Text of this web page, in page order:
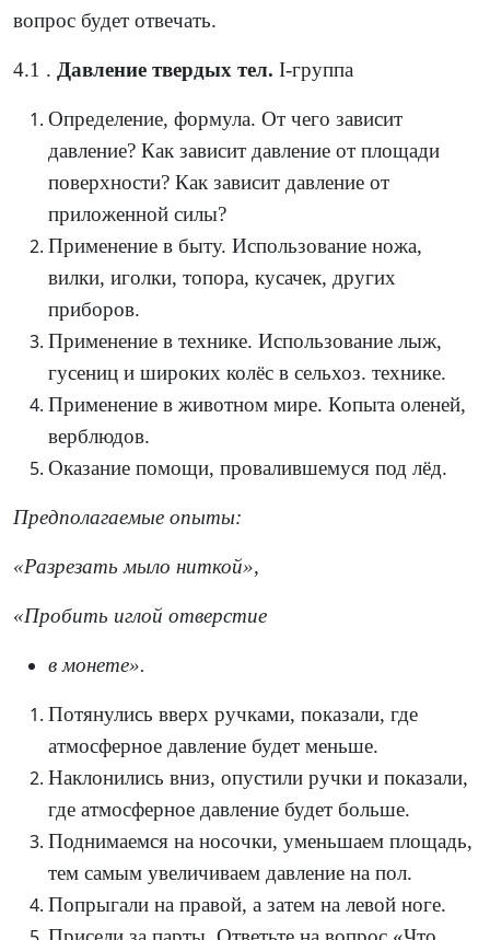
вопрос будет отвечать.
4.1 . Давление твердых тел. Ӏ-группа
Определение, формула. От чего зависит
давление? Как зависит давление от площади
поверхности? Как зависит давление от
приложенной силы?
Применение в быту. Использование ножа,
вилки, иголки, топора, кусачек, других
приборов.
Применение в технике. Использование лыж,
гусениц и широких колёс в сельхоз. технике.
Применение в животном мире. Копыта оленей,
верблюдов.
Оказание помощи, провалившемуся под лёд.
Предполагаемые опыты:
«Разрезать мыло ниткой»,
«Пробить иглой отверстие
в монете».
Потянулись вверх ручками, показали, где
атмосферное давление будет меньше.
Наклонились вниз, опустили ручки и показали,
где атмосферное давление будет больше.
Поднимаемся на носочки, уменьшаем площадь,
тем самым увеличиваем давление на пол.
Попрыгали на правой, а затем на левой ноге.